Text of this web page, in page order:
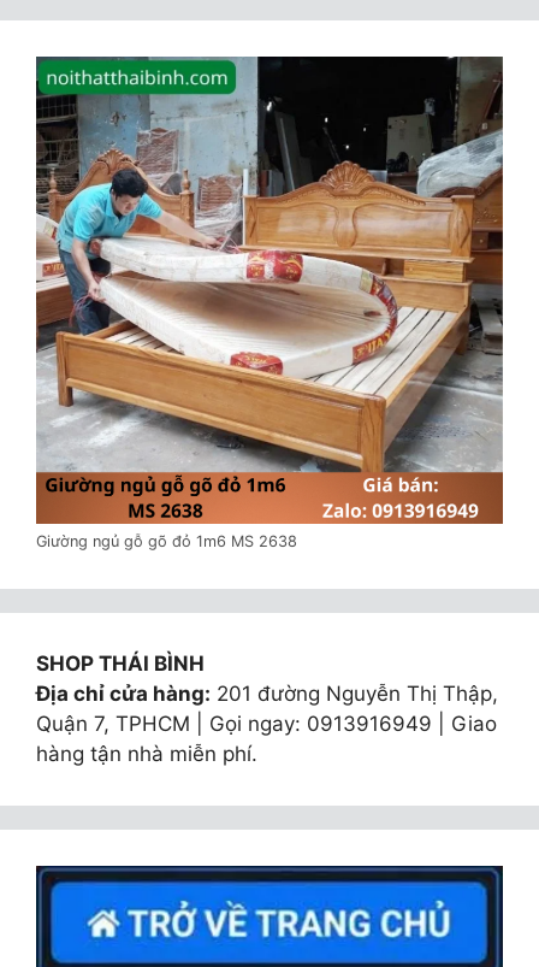
Giường ngủ gỗ gõ đỏ 1m6 MS 2638
SHOP THÁI BÌNH
Địa chỉ cửa hàng: 201 đường Nguyễn Thị Thập,
Quận 7, TPHCM | Gọi ngay: 0913916949 | Giao
hàng tận nhà miễn phí.